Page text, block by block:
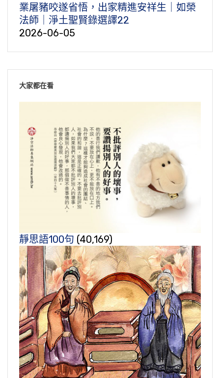
業屠豬咬遂省悟，出家精進安祥生｜如榮
法師｜淨土聖賢錄選譯22
2026-06-05
大家都在看
靜思語100句 (40,169)